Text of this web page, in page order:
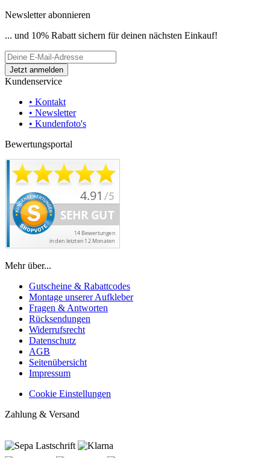
Newsletter abonnieren
... und 10% Rabatt sichern für deinen nächsten Einkauf!
Kundenservice
• Kontakt
• Newsletter
• Kundenfoto's
Bewertungsportal
Mehr über...
Gutscheine & Rabattcodes
Montage unserer Aufkleber
Fragen & Antworten
Rücksendungen
Widerrufsrecht
Datenschutz
AGB
Seitenübersicht
Impressum
Cookie Einstellungen
Zahlung & Versand